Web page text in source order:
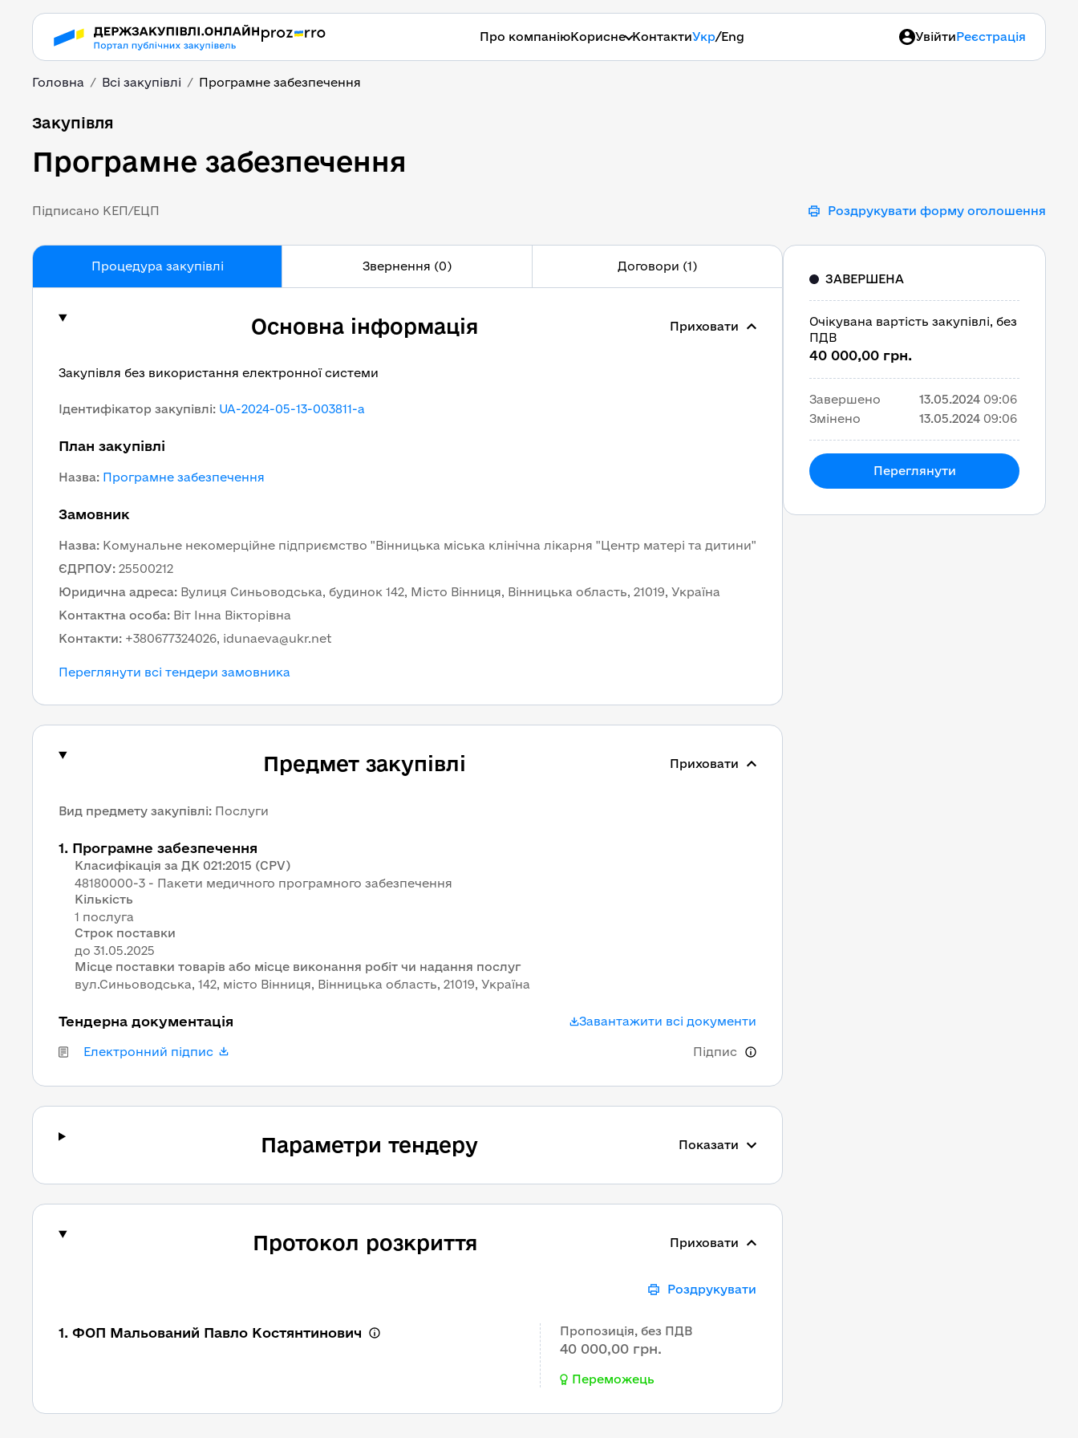
Про компаніюКорисне КонтактиУкр/Eng УвійтиРеєстрація
Головна Всі закупівлі Програмне забезпечення
Програмне забезпечення
Закупівля
Програмне забезпечення
Підписано КЕП/ЕЦП Роздрукувати форму оголошення
Процедура закупівлі Звернення (0) Договори (1)
Основна інформація Приховати
Закупівля без використання електронної системи
Ідентифікатор закупівлі: UA-2024-05-13-003811-a
План закупівлі
Назва: Програмне забезпечення
Замовник
Назва: Комунальне некомерційне підприємство "Вінницька міська клінічна лікарня "Центр матері та дитини"
ЄДРПОУ: 25500212
Юридична адреса: Вулиця Синьоводська, будинок 142, Місто Вінниця, Вінницька область, 21019, Україна
Контактна особа: Віт Інна Вікторівна
Контакти: +380677324026, idunaeva@ukr.net
Переглянути всі тендери замовника
Предмет закупівлі Приховати
Вид предмету закупівлі: Послуги
1. Програмне забезпечення
Класифікація за ДК 021:2015 (CPV)
48180000-3 - Пакети медичного програмного забезпечення
Кількість
1 послуга
Строк поставки
Місце поставки товарів або місце виконання робіт чи надання послуг
вул.Синьоводська, 142, місто Вінниця, Вінницька область, 21019, Україна
Тендерна документація Завантажити всі документи
Електронний підпис Підпис
Параметри тендеру Показати
Протокол розкриття Приховати
Роздрукувати
1. ФОП Мальований Павло Костянтинович Пропозиція, без ПДВ
40 000,00 грн.
Переможець
ЗАВЕРШЕНА
Очікувана вартість закупівлі, без
ПДВ
40 000,00 грн.
Завершено 13.05.2024 09:06
Змінено
13.05.2024 09:06
Переглянути